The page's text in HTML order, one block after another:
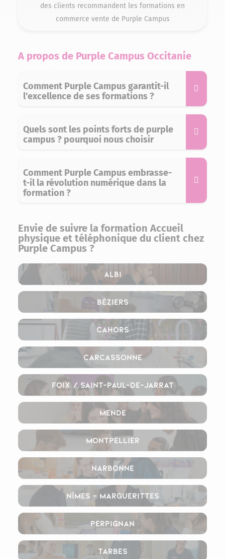
des clients recommandent les formations en
commerce vente de Purple Campus
A propos de Purple Campus Occitanie
Comment Purple Campus garantit-il
l'excellence de ses formations ?
Quels sont les points forts de purple
campus ? pourquoi nous choisir
Comment Purple Campus embrasse-
t-il la révolution numérique dans la
formation ?
Envie de suivre la formation Accueil
physique et téléphonique​ du client chez
Purple Campus ?
Albi
Béziers
Cahors
Carcassonne
Foix / Saint-Paul-de-Jarrat
Mende
Montpellier
Narbonne
Nîmes – Marguerittes
Perpignan
Tarbes